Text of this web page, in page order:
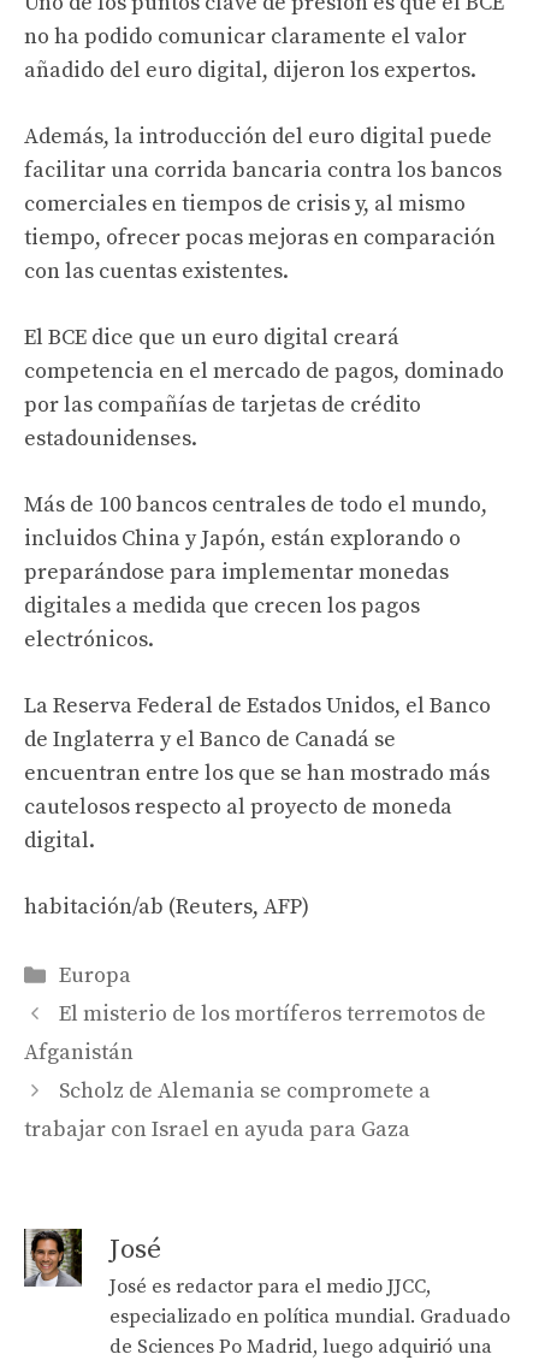
no ha podido comunicar claramente el valor
añadido del euro digital, dijeron los expertos.
Además, la introducción del euro digital puede
facilitar una corrida bancaria contra los bancos
comerciales en tiempos de crisis y, al mismo
tiempo, ofrecer pocas mejoras en comparación
con las cuentas existentes.
El BCE dice que un euro digital creará
competencia en el mercado de pagos, dominado
por las compañías de tarjetas de crédito
estadounidenses.
Más de 100 bancos centrales de todo el mundo,
incluidos China y Japón, están explorando o
preparándose para implementar monedas
digitales a medida que crecen los pagos
electrónicos.
La Reserva Federal de Estados Unidos, el Banco
de Inglaterra y el Banco de Canadá se
encuentran entre los que se han mostrado más
cautelosos respecto al proyecto de moneda
digital.
habitación/ab (Reuters, AFP)
Categories
Europa
El misterio de los mortíferos terremotos de
Afganistán
Scholz de Alemania se compromete a
trabajar con Israel en ayuda para Gaza
José
José es redactor para el medio JJCC,
especializado en política mundial. Graduado
de Sciences Po Madrid, luego adquirió una